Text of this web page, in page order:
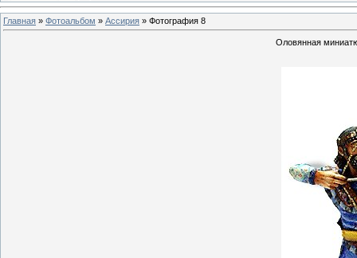
Главная » Фотоальбом » Ассирия » Фотография 8
Оловянная